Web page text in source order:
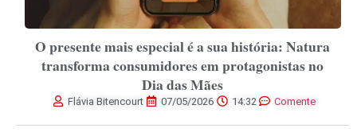
O presente mais especial é a sua história: Natura
transforma consumidores em protagonistas no
Dia das Mães
Flávia Bitencourt 07/05/2026 14:32 Comente